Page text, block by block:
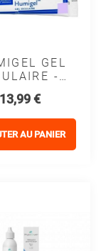
GEL
-
Prix
13,99 €
AU PANIER